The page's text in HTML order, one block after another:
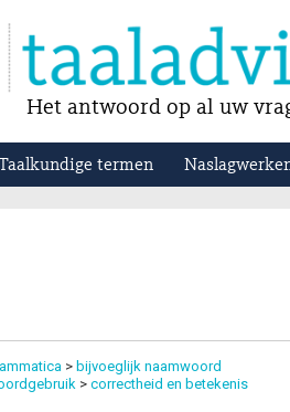
Het antwoord op al uw
termen
> bijvoeglijk naamwoord
> correctheid en betekenis